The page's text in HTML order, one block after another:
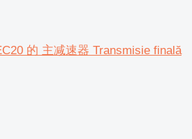
的 主减速器 Transmisie finală